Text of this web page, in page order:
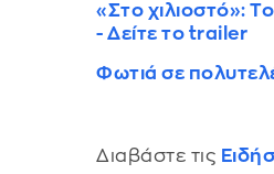
«Στο χιλιοστό»:
- Δείτε το trailer
Φωτιά σε
Διαβάστε τις